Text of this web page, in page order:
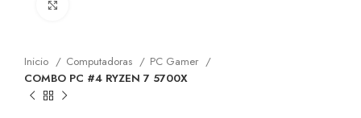
Inicio Computadoras
PC Gamer
COMBO PC #4 RYZEN 7 5700X